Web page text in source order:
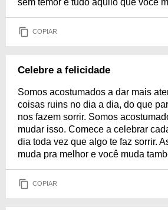
COPIAR
Celebre a felicidade
Somos acostumados a dar mais
coisas ruins no dia a dia, do que
nos fazem sorrir. Somos
mudar isso. Comece a celebrar
dia toda vez que algo te faz sorrir.
muda pra melhor e você muda
COPIAR